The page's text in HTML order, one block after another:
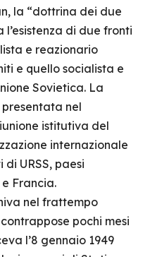
la “dottrina dei due
di due fronti
e reazionario
e quello socialista e
Sovietica. La
nel
istitutiva del
internazionale
URSS, paesi
e Francia.
nel frattempo
contrappose pochi mesi
l’8 gennaio 1949